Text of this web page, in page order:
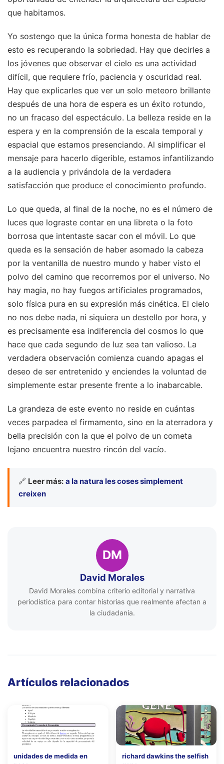
que habitamos.
Yo sostengo que la única forma honesta de hablar de
esto es recuperando la sobriedad. Hay que decirles a
los jóvenes que observar el cielo es una actividad
difícil, que requiere frío, paciencia y oscuridad real.
Hay que explicarles que ver un solo meteoro brillante
después de una hora de espera es un éxito rotundo,
no un fracaso del espectáculo. La belleza reside en la
espera y en la comprensión de la escala temporal y
espacial que estamos presenciando. Al simplificar el
mensaje para hacerlo digerible, estamos infantilizando
a la audiencia y privándola de la verdadera
satisfacción que produce el conocimiento profundo.
Lo que queda, al final de la noche, no es el número de
luces que lograste contar en una libreta o la foto
borrosa que intentaste sacar con el móvil. Lo que
queda es la sensación de haber asomado la cabeza
por la ventanilla de nuestro mundo y haber visto el
polvo del camino que recorremos por el universo. No
hay magia, no hay fuegos artificiales programados,
solo física pura en su expresión más cinética. El cielo
no nos debe nada, ni siquiera un destello por hora, y
es precisamente esa indiferencia del cosmos lo que
hace que cada segundo de luz sea tan valioso. La
verdadera observación comienza cuando apagas el
deseo de ser entretenido y enciendes la voluntad de
simplemente estar presente frente a lo inabarcable.
La grandeza de este evento no reside en cuántas
veces parpadea el firmamento, sino en la aterradora y
bella precisión con la que el polvo de un cometa
lejano encuentra nuestro rincón del vacío.
🔗 Leer más: a la natura les coses simplement
creixen
DM
David Morales
David Morales combina criterio editorial y narrativa
periodística para contar historias que realmente afectan a
la ciudadanía.
Artículos relacionados
unidades de medida en
richard dawkins the selfish